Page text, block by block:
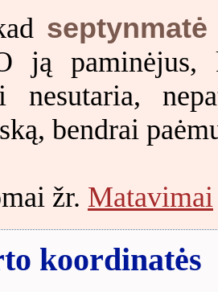
ją paminėjus,
nesutaria,
bendrai
žr. Matavimai
koordinatės